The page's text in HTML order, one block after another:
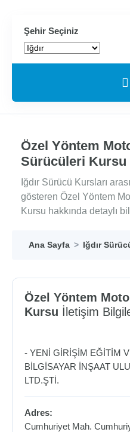
Şehir Seçiniz
Özel Yöntem
Sürücüleri Kursu
Iğdır Sürücü Kursları
gösteren Özel Yöntem
Kursu hakkında detaylı
Ana Sayfa Iğdır
Özel Yöntem
Kursu İletişim
- YENİ GİRİŞİM EĞİTİM
BİLGİSAYAR İNŞAAT
LTD.ŞTİ.
Adres:
Cumhuriyet Mah.